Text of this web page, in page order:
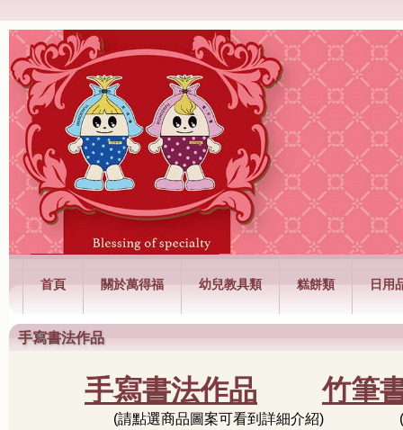
萬得福興業有限公司
首頁 關於萬得福 幼兒教具類 糕餅類 日用
手寫書法作品
手寫書法作品 竹筆
(請點選商品圖案可看到詳細介紹)